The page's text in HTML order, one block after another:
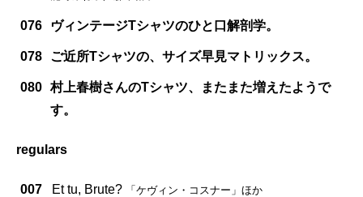
076 ヴィンテージTシャツのひと口解剖学。
078 ご近所Tシャツの、サイズ早見マトリックス。
080 村上春樹さんのTシャツ、またまた増えたようで
す。
regulars
007 Et tu, Brute? 「ケヴィン・コスナー」ほか